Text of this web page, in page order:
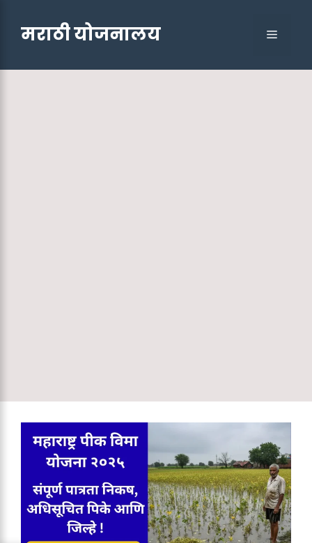
contentमराठी योजनालय Menu